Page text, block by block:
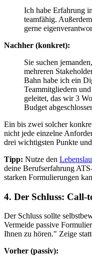
Ich habe Erfahrung
teamfähig.
gerne
Nachher (konkret):
Sie suchen
mehreren
Bahn habe ich ein
Teammitgliedern
geleitet, das wir 3
Budget
Ein bis zwei solcher
nicht jede einzelne
drei wichtigsten Punkte
Tipp: Nutze den
deine Berufserfahrung
starken Formulierungen
4. Der Schluss:
Der Schluss sollte
Vermeide passive
Ihnen zu hören." Zeige
Vorher (passiv):